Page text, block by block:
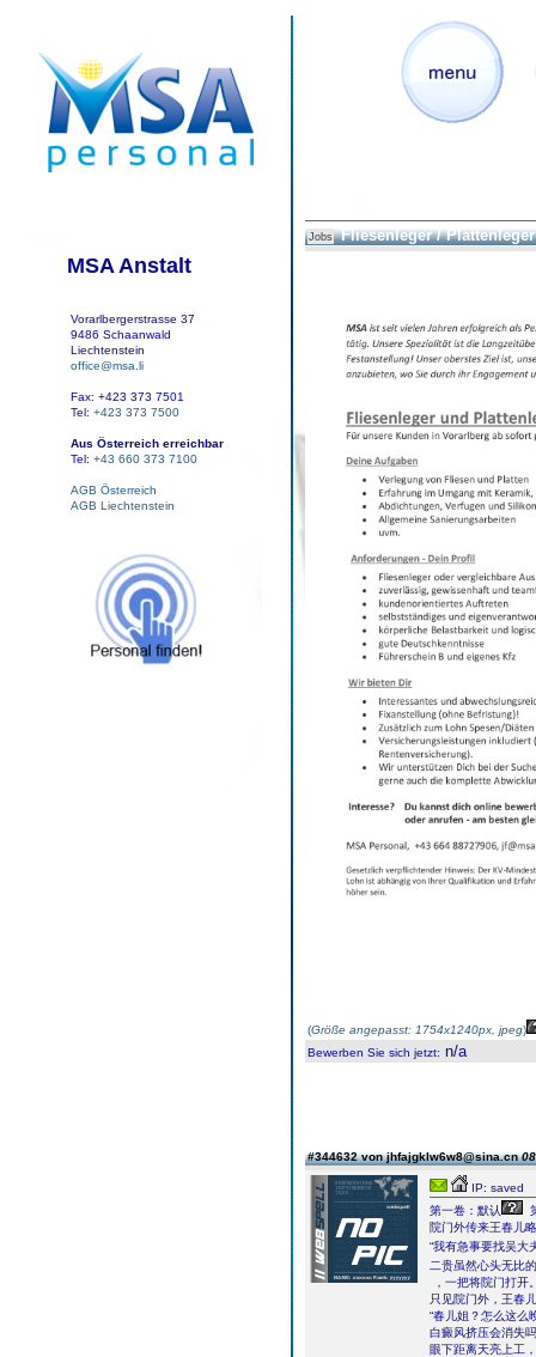
MSA Anstalt
Vorarlbergerstrasse 37
9486 Schaanwald
Liechtenstein
office@msa.li
Fax: +423 373 7501
Tel: +423 373 7500
Aus Österreich erreichbar
Tel: +43 660 373 7100
AGB Österreich
AGB Liechtenstein
Jobs Fliesenleger / Plattenleger
(Größe angepasst: 1754x1240px, jpeg)
Bewerben Sie sich jetzt: n/a
#344632 von jhfajgklw6w8@sina.cn
IP: saved
第一卷：默认
院门外传来王春儿
“我有急事要找吴大
二贵虽然心头无比
，一把将院门打开
只见院门外，王春
“春儿姐？怎么这么
白癜风挤压会消失吗
眼下距离天亮上工